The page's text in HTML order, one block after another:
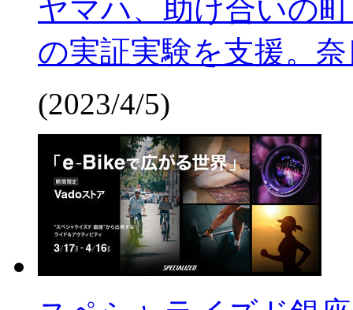
ヤマハ、助け合いの
の実証実験を支援。
(2023/4/5)